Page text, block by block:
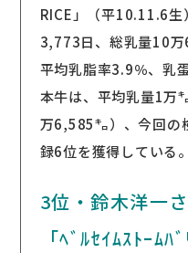
RICE」（平10.11.6
3,773日、総乳量10
平均乳脂率3.9％、乳
本牛は、平均乳量1万
万6,585㌔）、今回の
録6位を獲得している。
3位・鈴木洋一
「ﾍﾞﾙｾｲﾑｽﾄｰﾑﾊ